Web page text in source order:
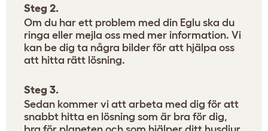
Steg 2.
Om du har ett problem med din Eglu ska du
ringa eller mejla oss med mer information. Vi
kan be dig ta några bilder för att hjälpa oss
att hitta rätt lösning.
Steg 3.
Sedan kommer vi att arbeta med dig för att
snabbt hitta en lösning som är bra för dig,